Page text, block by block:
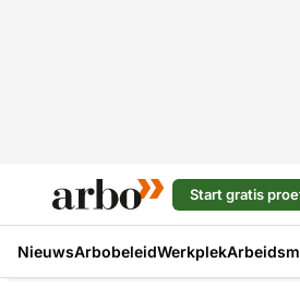
Start gratis
NieuwsArbobeleidWerkplek